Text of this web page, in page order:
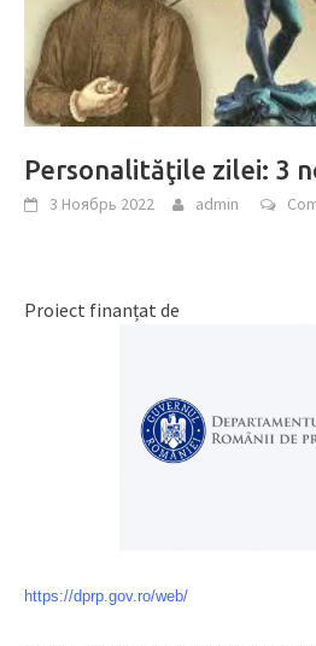
Personalităţile zilei: 3
3 Ноябрь 2022 admin
Proiect finanțat de
https://dprp.gov.ro/web/